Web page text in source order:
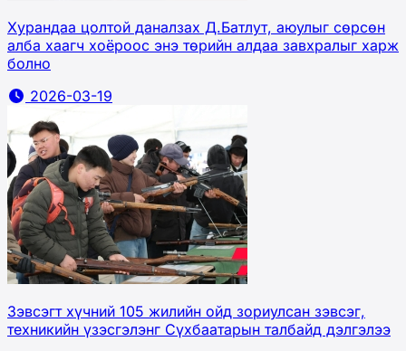
Хурандаа цолтой даналзах Д.Батлут, аюулыг сөрсөн
алба хаагч хоёроос энэ төрийн алдаа завхралыг харж
болно
2026-03-19
Зэвсэгт хүчний 105 жилийн ойд зориулсан зэвсэг,
техникийн үзэсгэлэнг Сүхбаатарын талбайд дэлгэлээ